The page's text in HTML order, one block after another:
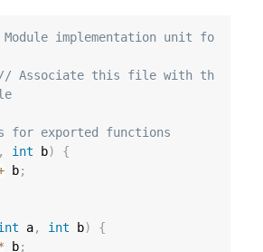
implementation unit fo
// Associate this file with th
for exported functions
, int b)
{
b;
a, int b)
{
b;